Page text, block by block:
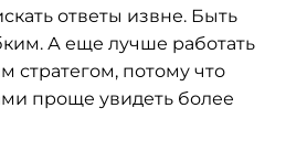
ответы извне. Быть
А еще лучше работать
стратегом, потому что
проще увидеть более